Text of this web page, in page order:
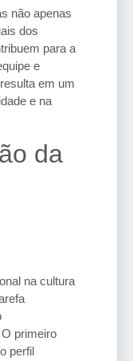
não apenas
dos
para a
e
em um
e na
da
na cultura
primeiro
perfil